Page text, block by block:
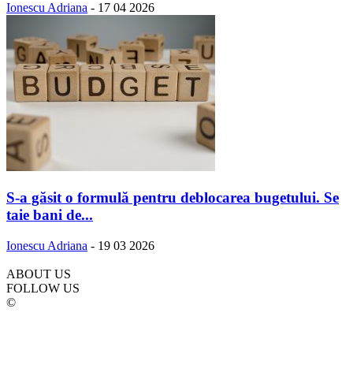
Ionescu Adriana - 17 04 2026
S-a găsit o formulă pentru deblocarea bugetului. Se
taie bani de...
Ionescu Adriana - 19 03 2026
ABOUT US
FOLLOW US
©